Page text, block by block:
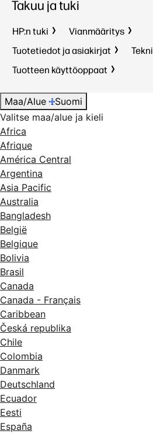
Takuu ja tuki
HP:n tuki
Vianmääritys
Tuotetiedot ja asiakirjat
Tuotteen käyttöoppaat
Maa/Alue
Suomi
Valitse maa/alue ja kieli
Africa
Afrique
América Central
Argentina
Asia Pacific
Australia
Bangladesh
België
Belgique
Bolivia
Brasil
Canada
Canada - Français
Caribbean
Česká republika
Chile
Colombia
Danmark
Deutschland
Ecuador
Eesti
España